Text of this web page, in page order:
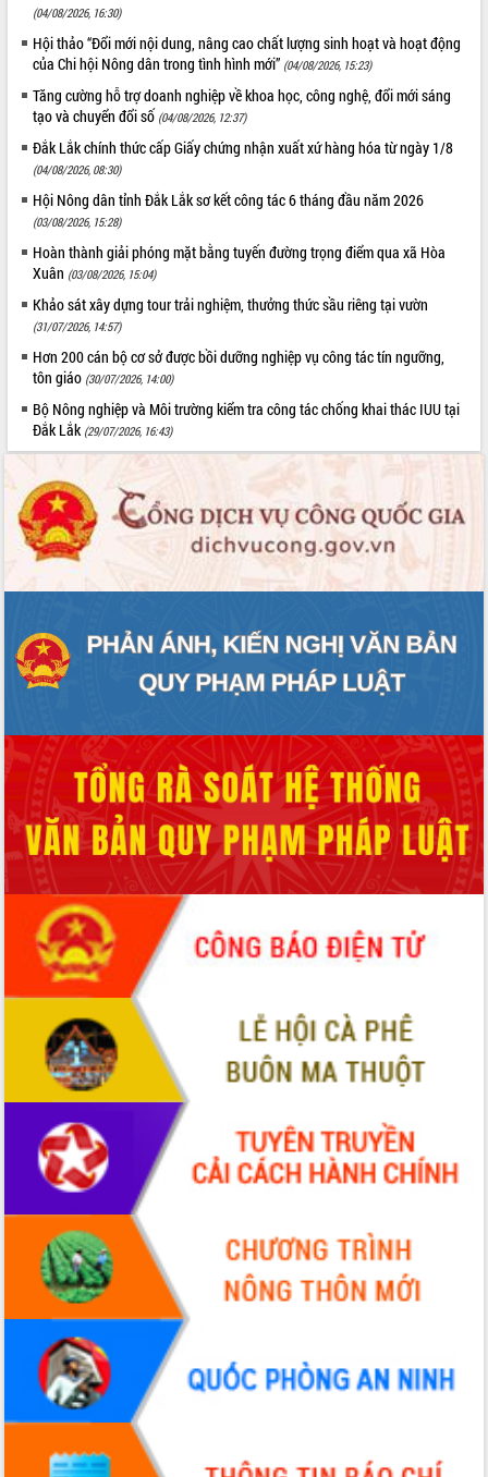
Đắk Lắk”
Tăng cường giám sát, đôn đốc thực
hiện nhiệm vụ quản lý tài sản công
hàng tuần
Tháo gỡ những vướng mắc, đẩy mạnh
công tác cải cách thủ tục hành chính
tại Trung tâm Phục vụ hành chính
công tỉnh
Đắk Lắk: Tôn vinh 46 giải pháp tại Hội
thi Sáng tạo Kỹ thuật 2024 - 2025
Đắk Lắk rà soát, điều chỉnh Đề án 190
về phát triển nuôi trồng thủy sản
Phó Chủ tịch UBND tỉnh Đắk Lắk
Trương Công Thái kiểm tra thực địa
Dự án cao tốc Khánh Hòa - Buôn Ma
Thuột
sản sống” trong dòng chảy toàn cầu
Xây dựng nông thôn mới: Nâng cao đời
thực
Quyết liệt tháo gỡ vướng mắc, đẩy
nhanh tiến độ các dự án trọng điểm
trong Khu kinh tế Nam Phú Yên
Hòn Yến phát triển du lịch gắn với bảo
Lấy ý kiến điều chỉnh Quy hoạch tỉnh
Đắk Lắk thời kỳ 2021-2030, tầm nhìn
đến năm 2050
ven biển
Đắk Lắk nỗ lực thúc đẩy tăng trưởng
kinh tế từ 10% trở lên trong Quý
II/2026
Đắk Lắk ký kết thỏa thuận hợp tác về
chuyển đổi số giai đoạn 2026 – 2030
với Tập đoàn Bưu chính Viễn thông
Việt Nam
Thứ trưởng Bộ Y tế làm việc với tỉnh
Đắk Lắk về phát triển nhân lực y tế
cho trạm y tế cấp xã
Du lịch Đắk Lắk nâng tầm trải nghiệm
du khách thông qua Hệ thống cơ sở dữ
liệu và Bản đồ số
Tập huấn ứng dụng trí tuệ nhân tạo (AI)
trong thương mại điện tử năm 2026
Đoàn đại biểu Quốc hội tỉnh Đắk Lắk
trao đổi thông tin trước Kỳ họp thứ
nhất, Quốc hội khóa XVI
Quyết liệt cải cách hành chính, khơi
thông nguồn lực phát triển
Nâng cao hiệu lực, hiệu quả HĐND
tỉnh thông qua hiện đại hóa hành chính
Xã Ea Phê gắn cải cách hành chính với
chuyển đổi số
Phó Chủ tịch Thường trực UBND tỉnh
Hồ Thị Nguyên Thảo làm việc tại Trung
tâm Phục vụ hành chính công xã Ea
Xây dựng nền hành chính số đồng
hành cùng nông dân dân, doanh nghiệp
(04/08/2026, 16:30)
Hội thảo “Đổi mới nội dung, nâng cao chất lượng sinh hoạt và hoạt động
của Chi hội Nông dân trong tình hình mới” (04/08/2026, 15:23)
Tăng cường hỗ trợ doanh nghiệp về khoa học, công nghệ, đổi mới sáng
tạo và chuyển đổi số (04/08/2026, 12:37)
Đắk Lắk chính thức cấp Giấy chứng nhận xuất xứ hàng hóa từ ngày 1/8
(04/08/2026, 08:30)
Hội Nông dân tỉnh Đắk Lắk sơ kết công tác 6 tháng đầu năm 2026
(03/08/2026, 15:28)
Hoàn thành giải phóng mặt bằng tuyến đường trọng điểm qua xã Hòa
Xuân (03/08/2026, 15:04)
Khảo sát xây dựng tour trải nghiệm, thưởng thức sầu riêng tại vườn
(31/07/2026, 14:57)
Hơn 200 cán bộ cơ sở được bồi dưỡng nghiệp vụ công tác tín ngưỡng,
tôn giáo (30/07/2026, 14:00)
Bộ Nông nghiệp và Môi trường kiểm tra công tác chống khai thác IUU tại
Đắk Lắk (29/07/2026, 16:43)